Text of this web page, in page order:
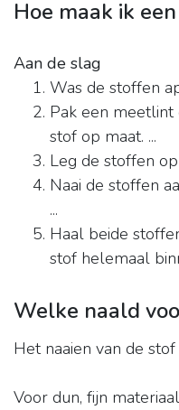
Hoe maak ik
Aan de slag
Was de stoffen
Pak een meetlint
stof op maat. ...
Leg de stoffen
Naai de stoffen
...
Haal beide
stof helemaal
Welke naald
Het naaien van de stof
Voor dun, fijn